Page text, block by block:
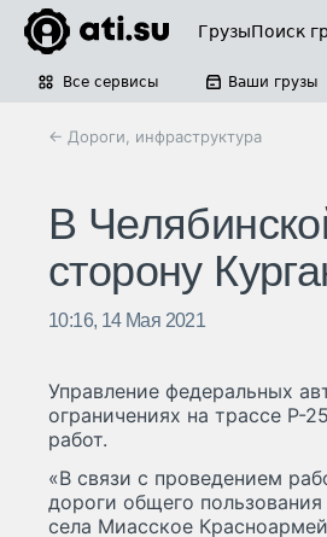
ГрузыПоиск
Все сервисы Ваши грузы
← Дороги, инфраструктура
В
сторону
10:16, 14 Мая 2021
Управление федеральных
ограничениях на трассе Р-
работ.
«В связи с проведением
дороги общего
села Миасское